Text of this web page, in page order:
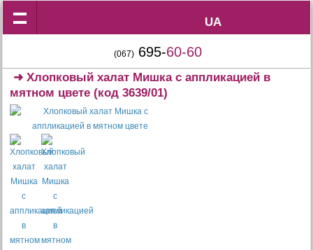
UA
UA
(067) 695-60-60
➜Хлопковый халат Мишка с аппликацией в
мятном цвете (код 3639/01)